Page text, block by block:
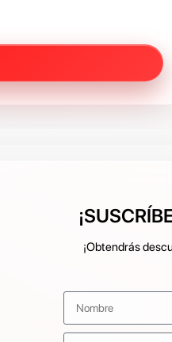
¡Obtendrás